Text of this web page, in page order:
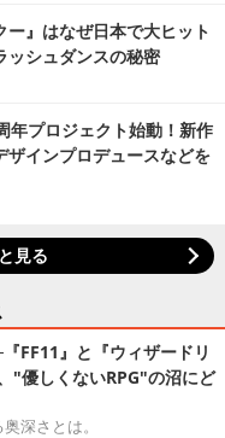
ー』はなぜ日本で大ヒット
ッシュダンスの秘密
年プロジェクト始動！新作
ザインプロデュースなどを
見る
FF11』と『ウィザードリ
"優しくないRPG"の沼にど
深さとは。